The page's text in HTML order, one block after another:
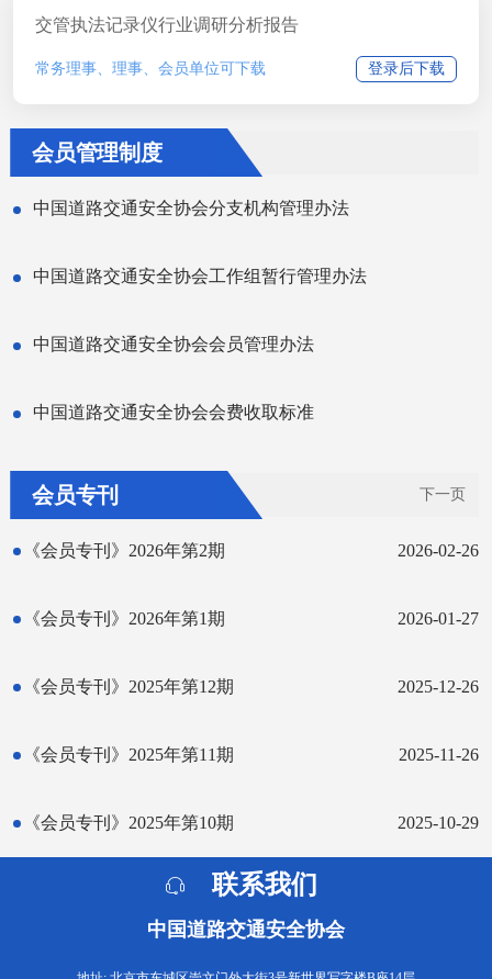
交管执法记录仪行业调研分析报告
常务理事、理事、会员单位可下载 登录后下载
会员管理制度
中国道路交通安全协会分支机构管理办法
中国道路交通安全协会工作组暂行管理办法
中国道路交通安全协会会员管理办法
中国道路交通安全协会会费收取标准
会员专刊 下一页
《会员专刊》2026年第2期 2026-02-26
《会员专刊》2026年第1期 2026-01-27
《会员专刊》2025年第12期 2025-12-26
《会员专刊》2025年第11期 2025-11-26
《会员专刊》2025年第10期 2025-10-29
联系我们
中国道路交通安全协会